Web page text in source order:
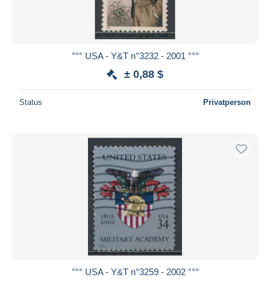
°°° USA - Y&T n°3232 - 2001 °°°
± 0,88 $
Status Privatperson
°°° USA - Y&T n°3259 - 2002 °°°